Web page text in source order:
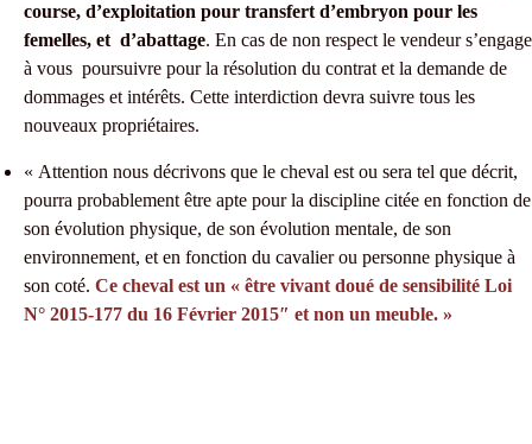
course, d’exploitation pour transfert d’embryon pour les
femelles, et d’abattage. En cas de non respect le vendeur s’engage
à vous poursuivre pour la résolution du contrat et la demande de
dommages et intérêts. Cette interdiction devra suivre tous les
nouveaux propriétaires.
« Attention nous décrivons que le cheval est ou sera tel que décrit,
pourra probablement être apte pour la discipline citée en fonction de
son évolution physique, de son évolution mentale, de son
environnement, et en fonction du cavalier ou personne physique à
son coté. Ce cheval est un « être vivant doué de sensibilité Loi
N° 2015-177 du 16 Février 2015″ et non un meuble. »